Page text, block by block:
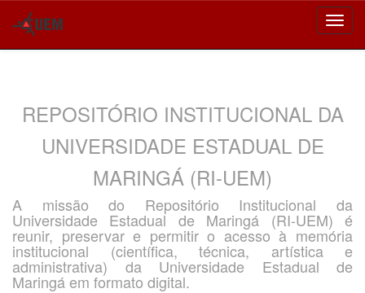
REPOSITÓRIO INSTITUCIONAL DA
UNIVERSIDADE ESTADUAL DE
MARINGÁ (RI-UEM)
A missão do Repositório Institucional da
Universidade Estadual de Maringá (RI-UEM) é
reunir, preservar e permitir o acesso à memória
institucional (científica, técnica, artística e
administrativa) da Universidade Estadual de
Maringá em formato digital.